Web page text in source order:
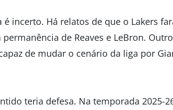
incerto. Há relatos de que o Lakers
de Reaves e LeBron.
de mudar o cenário da liga por
teria defesa. Na temporada 2025-